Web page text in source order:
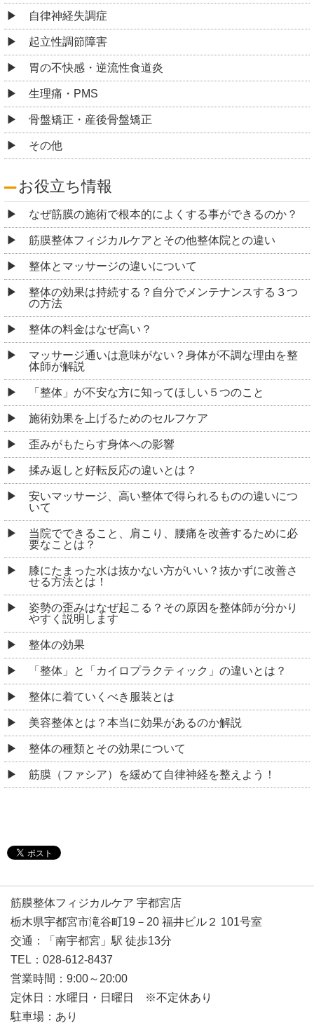
自律神経失調症
起立性調節障害
胃の不快感・逆流性食道炎
生理痛・PMS
骨盤矯正・産後骨盤矯正
その他
お役立ち情報
なぜ筋膜の施術で根本的によくする事ができるのか？
筋膜整体フィジカルケアとその他整体院との違い
整体とマッサージの違いについて
整体の効果は持続する？自分でメンテナンスする３つ
の方法
整体の料金はなぜ高い？
マッサージ通いは意味がない？身体が不調な理由を整
体師が解説
「整体」が不安な方に知ってほしい５つのこと
施術効果を上げるためのセルフケア
歪みがもたらす身体への影響
揉み返しと好転反応の違いとは？
安いマッサージ、高い整体で得られるものの違いにつ
いて
当院でできること、肩こり、腰痛を改善するために必
要なことは？
膝にたまった水は抜かない方がいい？抜かずに改善さ
せる方法とは！
姿勢の歪みはなぜ起こる？その原因を整体師が分かり
やすく説明します
整体の効果
「整体」と「カイロプラクティック」の違いとは？
整体に着ていくべき服装とは
美容整体とは？本当に効果があるのか解説
整体の種類とその効果について
筋膜（ファシア）を緩めて自律神経を整えよう！
筋膜整体フィジカルケア 宇都宮店
栃木県宇都宮市滝谷町19－20 福井ビル２ 101号室
交通：「南宇都宮」駅 徒歩13分
TEL：028-612-8437
営業時間：9:00～20:00
定休日：水曜日・日曜日 ※不定休あり
駐車場：あり